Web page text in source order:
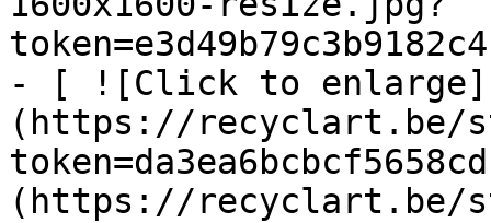
- [ ![Click to enlarge]
(https://recyclart.be/
(https://recyclart.be/